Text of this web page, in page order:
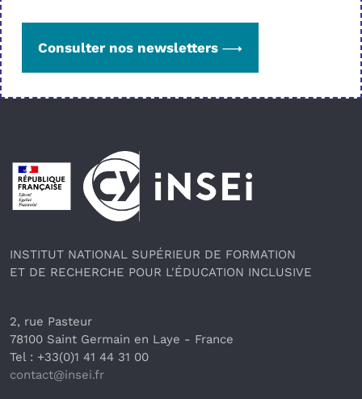
Consulter nos newsletters
Pied de page
INSTITUT NATIONAL SUPÉRIEUR DE FORMATION
ET DE RECHERCHE POUR L'ÉDUCATION INCLUSIVE
2, rue Pasteur
78100 Saint Germain en Laye - France
Tel : +33(0)1 41 44 31 00
contact@insei.fr